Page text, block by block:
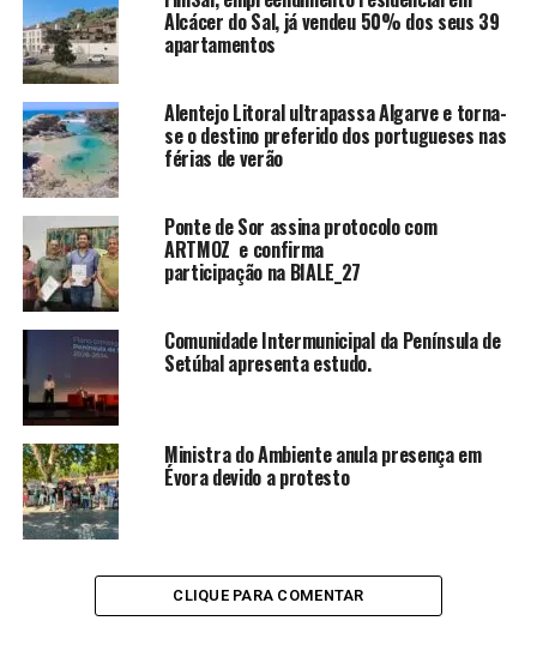
Alcácer do Sal, já vendeu 50% dos seus 39
apartamentos
Alentejo Litoral ultrapassa Algarve e torna-
se o destino preferido dos portugueses nas
férias de verão
Ponte de Sor assina protocolo com
ARTMOZ e confirma
participação na BIALE_27
Comunidade Intermunicipal da Península de
Setúbal apresenta estudo.
Ministra do Ambiente anula presença em
Évora devido a protesto
CLIQUE PARA COMENTAR